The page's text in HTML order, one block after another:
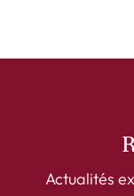
Actualités